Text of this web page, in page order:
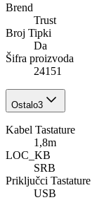
Brend
Trust
Broj Tipki
Da
Šifra proizvoda
24151
Ostalo3
Kabel Tastature
1,8m
LOC_KB
SRB
Priključci Tastature
USB